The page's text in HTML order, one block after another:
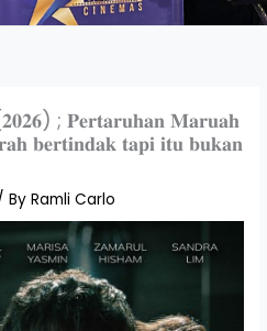
; 𝐏𝐞𝐫𝐭𝐚𝐫𝐮𝐡𝐚𝐧 𝐌𝐚𝐫𝐮𝐚𝐡
𝐛𝐞𝐫𝐭𝐢𝐧𝐝𝐚𝐤 𝐭𝐚𝐩𝐢 𝐢𝐭𝐮 𝐛𝐮𝐤𝐚𝐧
ByRamli Carlo